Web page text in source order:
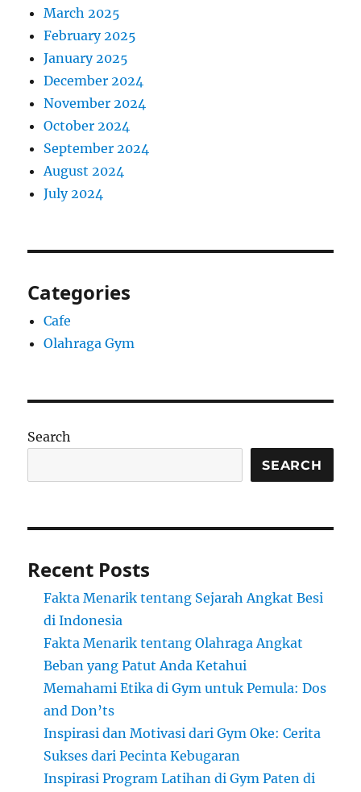
March 2025
February 2025
January 2025
December 2024
November 2024
October 2024
September 2024
August 2024
July 2024
Categories
Cafe
Olahraga Gym
Search
SEARCH
Recent Posts
Fakta Menarik tentang Sejarah Angkat Besi
di Indonesia
Fakta Menarik tentang Olahraga Angkat
Beban yang Patut Anda Ketahui
Memahami Etika di Gym untuk Pemula: Dos
and Don’ts
Inspirasi dan Motivasi dari Gym Oke: Cerita
Sukses dari Pecinta Kebugaran
Inspirasi Program Latihan di Gym Paten di